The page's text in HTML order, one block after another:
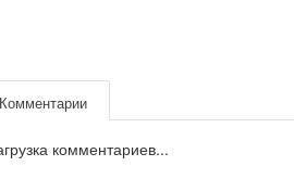
комментариев...